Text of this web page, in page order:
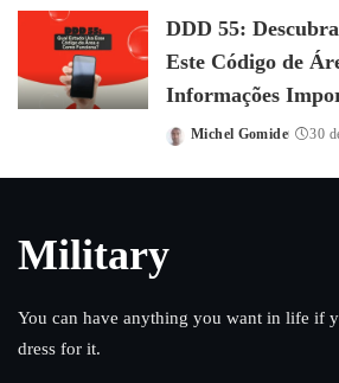
DDD 55:
Este Código de
Informações
Posted
Michel Gomide 30
Military
You can have anything you want in life if
dress for it.